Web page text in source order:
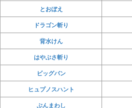
とおぼえ
ドラゴン斬り
背水けん
はやぶさ斬り
ビッグバン
ヒュプノスハント
ぶんまわし